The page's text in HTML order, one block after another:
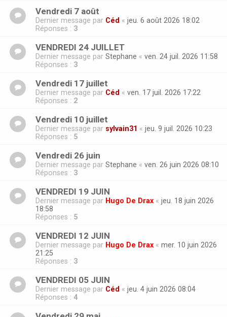
Vendredi 7 août
Dernier message par Céd « jeu. 6 août 2026 18:02
Réponses : 3
VENDREDI 24 JUILLET
Dernier message par Stephane « ven. 24 juil. 2026 11:58
Réponses : 3
Vendredi 17 juillet
Dernier message par Céd « ven. 17 juil. 2026 17:22
Réponses : 2
Vendredi 10 juillet
Dernier message par sylvain31 « jeu. 9 juil. 2026 10:23
Réponses : 5
Vendredi 26 juin
Dernier message par Stephane « ven. 26 juin 2026 08:10
Réponses : 3
VENDREDI 19 JUIN
Dernier message par Hugo De Drax « jeu. 18 juin 2026
18:58
Réponses : 5
VENDREDI 12 JUIN
Dernier message par Hugo De Drax « mer. 10 juin 2026
21:25
Réponses : 3
VENDREDI 05 JUIN
Dernier message par Céd « jeu. 4 juin 2026 08:04
Réponses : 4